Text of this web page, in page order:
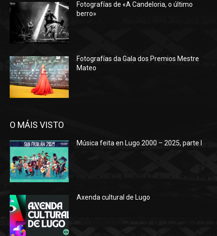
Fotografías de «A Candeloria, o último
berro»
Fotografías da Gala dos Premios Mestre
Mateo
O MÁIS VISTO
Música feita en Lugo 2000 – 2025, parte I
Axenda cultural de Lugo